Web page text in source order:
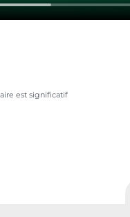
est significatif